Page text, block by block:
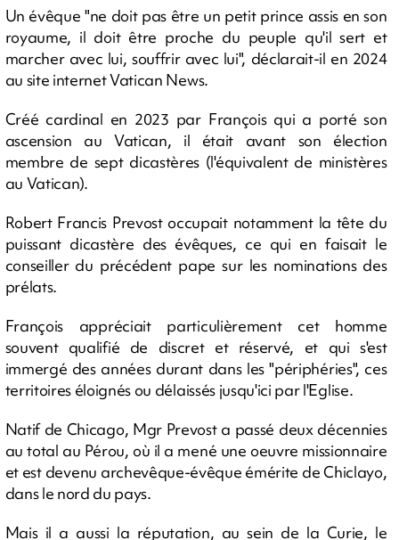
Un évêque "ne doit pas être un petit prince assis en son
royaume, il doit être proche du peuple qu'il sert et
marcher avec lui, souffrir avec lui", déclarait-il en 2024
au site internet Vatican News.
Créé cardinal en 2023 par François qui a porté son
ascension au Vatican, il était avant son élection
membre de sept dicastères (l'équivalent de ministères
au Vatican).
Robert Francis Prevost occupait notamment la tête du
puissant dicastère des évêques, ce qui en faisait le
conseiller du précédent pape sur les nominations des
prélats.
François appréciait particulièrement cet homme
souvent qualifié de discret et réservé, et qui s'est
immergé des années durant dans les "périphéries", ces
territoires éloignés ou délaissés jusqu'ici par l'Eglise.
Natif de Chicago, Mgr Prevost a passé deux décennies
au total au Pérou, où il a mené une oeuvre missionnaire
et est devenu archevêque-évêque émérite de Chiclayo,
dans le nord du pays.
Mais il a aussi la réputation, au sein de la Curie, le